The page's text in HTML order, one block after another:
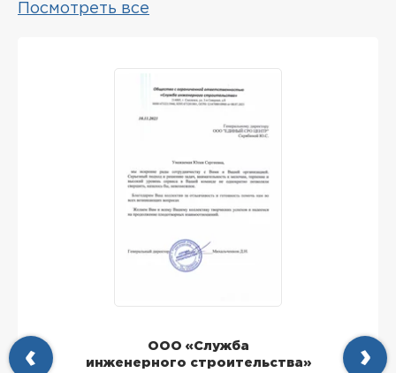
Посмотреть все
ООО «Служба
инженерного строительства»